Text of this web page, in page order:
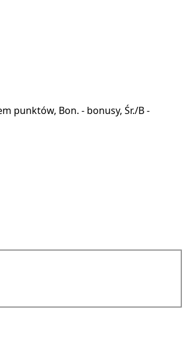
punktów, Bon. - bonusy, Śr./B -